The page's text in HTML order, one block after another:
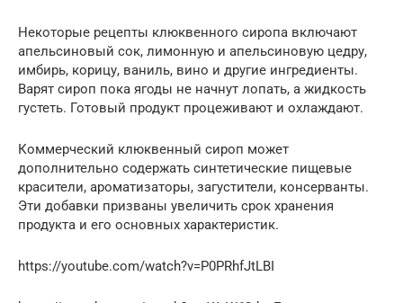
Некоторые рецепты клюквенного сиропа включают
апельсиновый сок, лимонную и апельсиновую цедру,
имбирь, корицу, ваниль, вино и другие ингредиенты.
Варят сироп пока ягоды не начнут лопать, а жидкость
густеть. Готовый продукт процеживают и охлаждают.
Коммерческий клюквенный сироп может
дополнительно содержать синтетические пищевые
красители, ароматизаторы, загустители, консерванты.
Эти добавки призваны увеличить срок хранения
продукта и его основных характеристик.
https://youtube.com/watch?v=P0PRhfJtLBI